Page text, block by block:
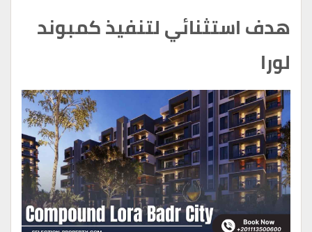
هدف استثنائي لتنفيذ كمبوند
لورا